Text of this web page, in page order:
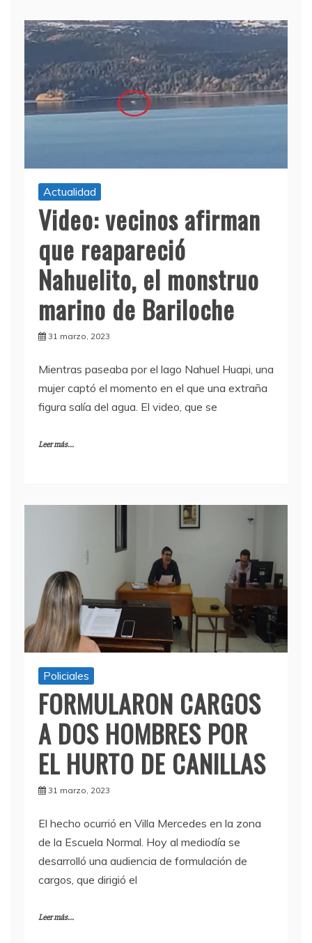
Actualidad
Video: vecinos afirman
que reapareció
Nahuelito, el monstruo
marino de Bariloche
31 marzo, 2023
Mientras paseaba por el lago Nahuel Huapi, una
mujer captó el momento en el que una extraña
figura salía del agua. El video, que se
Leer más...
Policiales
FORMULARON CARGOS
A DOS HOMBRES POR
EL HURTO DE CANILLAS
31 marzo, 2023
El hecho ocurrió en Villa Mercedes en la zona
de la Escuela Normal. Hoy al mediodía se
desarrolló una audiencia de formulación de
cargos, que dirigió el
Leer más...